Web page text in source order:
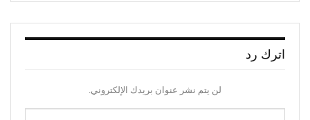
اترك رد
لن يتم نشر عنوان بريدك الإلكتروني.